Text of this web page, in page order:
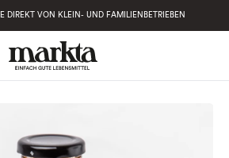
DIREKT VON KLEIN- UND FAMILIENBETRIEBEN